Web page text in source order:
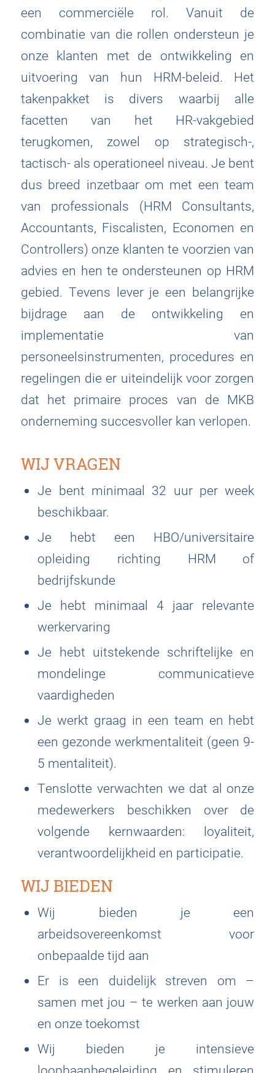
een commerciële rol. Vanuit de
combinatie van die rollen ondersteun je
onze klanten met de ontwikkeling en
uitvoering van hun HRM-beleid. Het
takenpakket is divers waarbij alle
facetten van het HR-vakgebied
terugkomen, zowel op strategisch-,
tactisch- als operationeel niveau. Je bent
dus breed inzetbaar om met een team
van professionals (HRM Consultants,
Accountants, Fiscalisten, Economen en
Controllers) onze klanten te voorzien van
advies en hen te ondersteunen op HRM
gebied. Tevens lever je een belangrijke
bijdrage aan de ontwikkeling en
implementatie van
personeelsinstrumenten, procedures en
regelingen die er uiteindelijk voor zorgen
dat het primaire proces van de MKB
onderneming succesvoller kan verlopen.
WIJ VRAGEN
Je bent minimaal 32 uur per week
beschikbaar.
Je hebt een HBO/universitaire
opleiding richting HRM of
bedrijfskunde
Je hebt minimaal 4 jaar relevante
werkervaring
Je hebt uitstekende schriftelijke en
mondelinge communicatieve
vaardigheden
Je werkt graag in een team en hebt
een gezonde werkmentaliteit (geen 9-
5 mentaliteit).
Tenslotte verwachten we dat al onze
medewerkers beschikken over de
volgende kernwaarden: loyaliteit,
verantwoordelijkheid en participatie.
WIJ BIEDEN
Wij bieden je een
arbeidsovereenkomst voor
onbepaalde tijd aan
Er is een duidelijk streven om –
samen met jou – te werken aan jouw
en onze toekomst
Wij bieden je intensieve